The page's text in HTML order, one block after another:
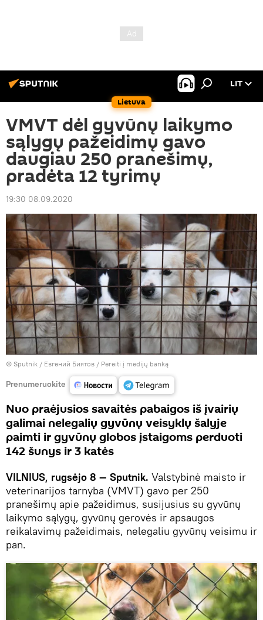
Lietuva
LIT
VMVT dėl gyvūnų laikymo
sąlygų pažeidimų gavo
daugiau 250 pranešimų,
pradėta 12 tyrimų
19:30 08.09.2020
© Sputnik / Евгений Биятов / Pereiti į medijų banką
Prenumeruokite
Nuo praėjusios savaitės pabaigos iš įvairių
galimai nelegalių gyvūnų veisyklų šalyje
paimti ir gyvūnų globos įstaigoms perduoti
142 šunys ir 3 katės
VILNIUS, rugsėjo 8 — Sputnik. Valstybinė maisto ir
veterinarijos tarnyba (VMVT) gavo per 250
pranešimų apie pažeidimus, susijusius su gyvūnų
laikymo sąlygų, gyvūnų gerovės ir apsaugos
reikalavimų pažeidimais, nelegaliu gyvūnų veisimu ir
pan.